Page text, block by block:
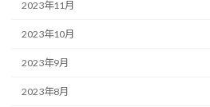
2023年11月
2023年10月
2023年9月
2023年8月